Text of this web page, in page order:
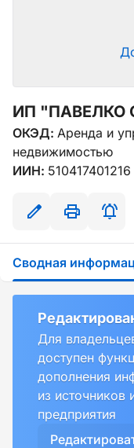
ИП "ПАВЕЛКО
ОКЭД: Аренда и
недвижимостью
ИИН: 510417401216
Сводная
Для
доступен
дополнения
из источников
предприятия